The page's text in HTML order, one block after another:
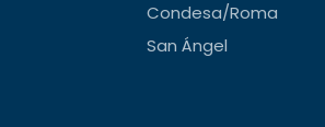
Condesa/Roma
San Ángel